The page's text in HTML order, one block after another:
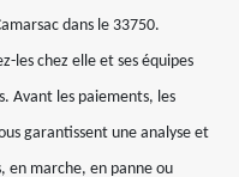
dans le 33750.
les chez elle et ses équipes
Avant les paiements, les
garantissent une analyse et
en marche, en panne ou